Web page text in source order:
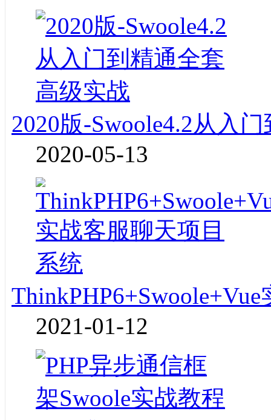
2020版-Swoole4.2从入
2020-05-13
2021-01-12